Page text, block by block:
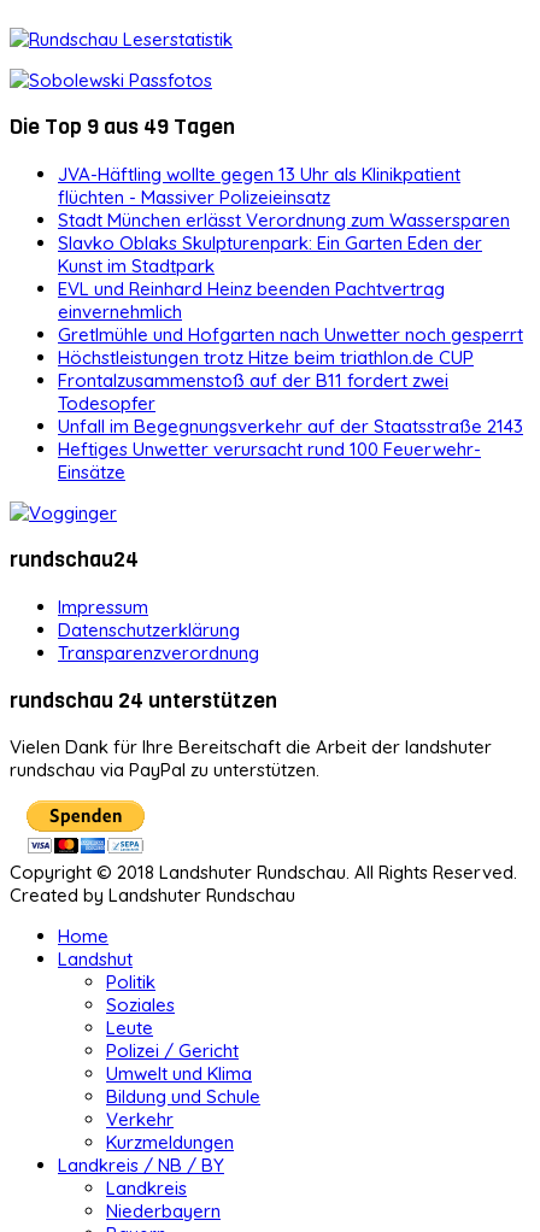
Die Top 9 aus 49 Tagen
JVA-Häftling wollte gegen 13 Uhr als Klinikpatient
flüchten - Massiver Polizeieinsatz
Stadt München erlässt Verordnung zum Wassersparen
Slavko Oblaks Skulpturenpark: Ein Garten Eden der
Kunst im Stadtpark
EVL und Reinhard Heinz beenden Pachtvertrag
einvernehmlich
Gretlmühle und Hofgarten nach Unwetter noch gesperrt
Höchstleistungen trotz Hitze beim triathlon.de CUP
Frontalzusammenstoß auf der B11 fordert zwei
Todesopfer
Unfall im Begegnungsverkehr auf der Staatsstraße 2143
Heftiges Unwetter verursacht rund 100 Feuerwehr-
Einsätze
rundschau24
Impressum
Datenschutzerklärung
Transparenzverordnung
rundschau 24 unterstützen
Vielen Dank für Ihre Bereitschaft die Arbeit der landshuter
rundschau via PayPal zu unterstützen.
Copyright © 2018 Landshuter Rundschau. All Rights Reserved.
Created by Landshuter Rundschau
Home
Landshut
Politik
Soziales
Leute
Polizei / Gericht
Umwelt und Klima
Bildung und Schule
Verkehr
Kurzmeldungen
Landkreis / NB / BY
Landkreis
Niederbayern